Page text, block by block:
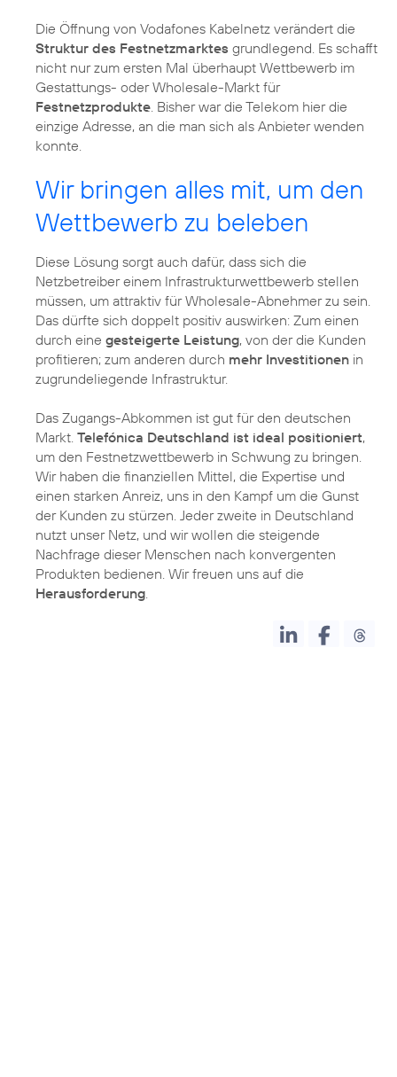
Die Öffnung von Vodafones Kabelnetz verändert die
Struktur des Festnetzmarktes grundlegend. Es schafft
nicht nur zum ersten Mal überhaupt Wettbewerb im
Gestattungs- oder Wholesale-Markt für
Festnetzprodukte. Bisher war die Telekom hier die
einzige Adresse, an die man sich als Anbieter wenden
konnte.
Wir bringen alles mit, um den
Wettbewerb zu beleben
Diese Lösung sorgt auch dafür, dass sich die
Netzbetreiber einem Infrastrukturwettbewerb stellen
müssen, um attraktiv für Wholesale-Abnehmer zu sein.
Das dürfte sich doppelt positiv auswirken: Zum einen
durch eine gesteigerte Leistung, von der die Kunden
profitieren; zum anderen durch mehr Investitionen in
zugrundeliegende Infrastruktur.
Das Zugangs-Abkommen ist gut für den deutschen
Markt. Telefónica Deutschland ist ideal positioniert,
um den Festnetzwettbewerb in Schwung zu bringen.
Wir haben die finanziellen Mittel, die Expertise und
einen starken Anreiz, uns in den Kampf um die Gunst
der Kunden zu stürzen. Jeder zweite in Deutschland
nutzt unser Netz, und wir wollen die steigende
Nachfrage dieser Menschen nach konvergenten
Produkten bedienen. Wir freuen uns auf die
Herausforderung.